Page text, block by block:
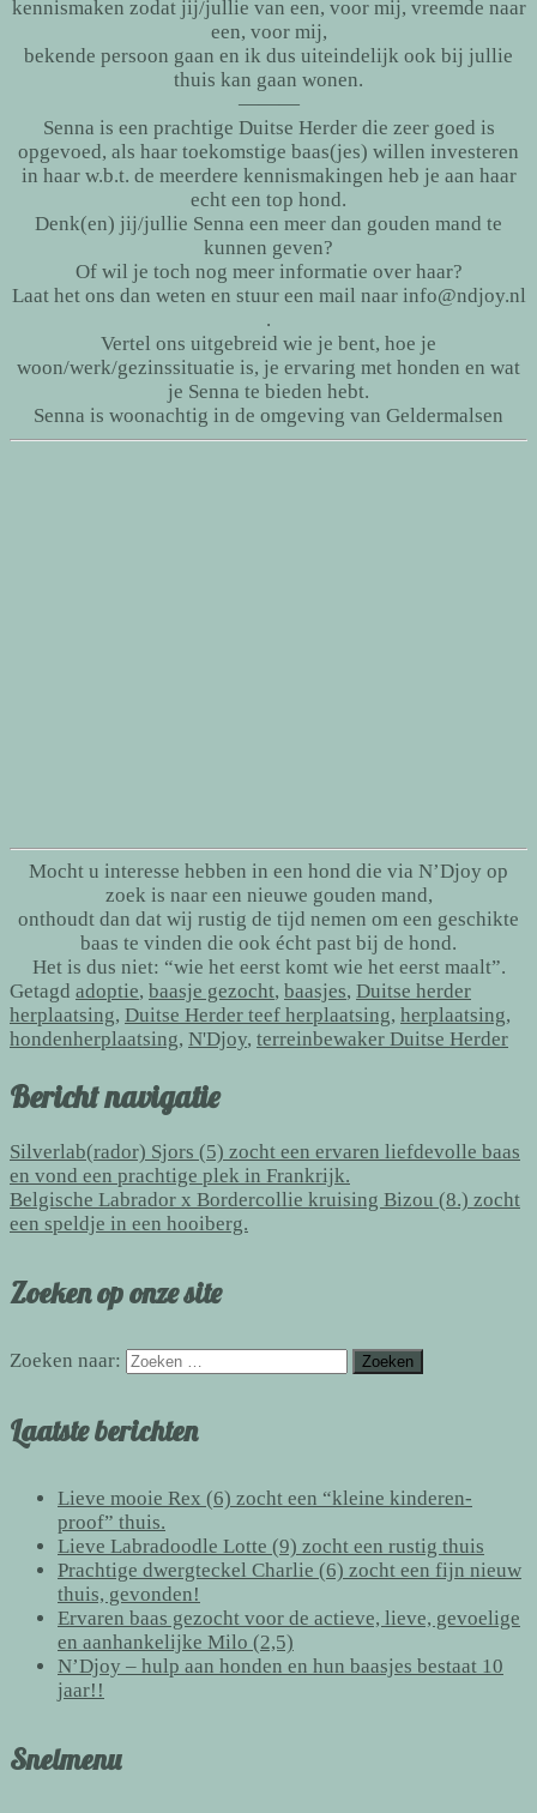
kennismaken zodat jij/jullie van een, voor mij, vreemde naar
een, voor mij,
bekende persoon gaan en ik dus uiteindelijk ook bij jullie
thuis kan gaan wonen.
———
Senna is een prachtige Duitse Herder die zeer goed is
opgevoed, als haar toekomstige baas(jes) willen investeren
in haar w.b.t. de meerdere kennismakingen heb je aan haar
echt een top hond.
Denk(en) jij/jullie Senna een meer dan gouden mand te
kunnen geven?
Of wil je toch nog meer informatie over haar?
Laat het ons dan weten en stuur een mail naar info@ndjoy.nl
.
Vertel ons uitgebreid wie je bent, hoe je
woon/werk/gezinssituatie is, je ervaring met honden en wat
je Senna te bieden hebt.
Senna is woonachtig in de omgeving van Geldermalsen
Mocht u interesse hebben in een hond die via N’Djoy op
zoek is naar een nieuwe gouden mand,
onthoudt dan dat wij rustig de tijd nemen om een geschikte
baas te vinden die ook écht past bij de hond.
Het is dus niet: “wie het eerst komt wie het eerst maalt”.
Getagd adoptie, baasje gezocht, baasjes, Duitse herder
herplaatsing, Duitse Herder teef herplaatsing, herplaatsing,
hondenherplaatsing, N'Djoy, terreinbewaker Duitse Herder
Bericht navigatie
Silverlab(rador) Sjors (5) zocht een ervaren liefdevolle baas
en vond een prachtige plek in Frankrijk.
Belgische Labrador x Bordercollie kruising Bizou (8.) zocht
een speldje in een hooiberg.
Zoeken op onze site
Zoeken naar:
Laatste berichten
Lieve mooie Rex (6) zocht een “kleine kinderen-
proof” thuis.
Lieve Labradoodle Lotte (9) zocht een rustig thuis
Prachtige dwergteckel Charlie (6) zocht een fijn nieuw
thuis, gevonden!
Ervaren baas gezocht voor de actieve, lieve, gevoelige
en aanhankelijke Milo (2,5)
N’Djoy – hulp aan honden en hun baasjes bestaat 10
jaar!!
Snelmenu